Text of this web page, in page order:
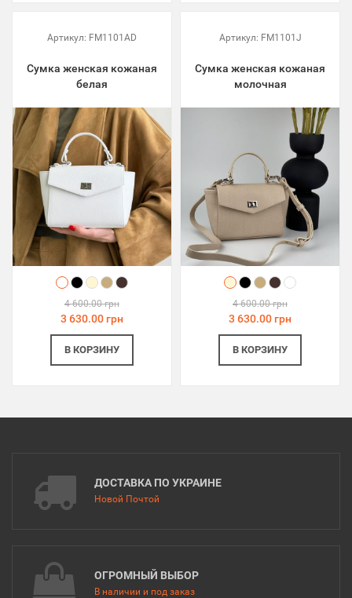
Артикул: FM1101AD
Сумка женская кожаная
белая
4 600.00 грн
3 630.00 грн
В КОРЗИНУ
Артикул: FM1101J
Сумка женская кожаная
молочная
4 600.00 грн
3 630.00 грн
В КОРЗИНУ
ДОСТАВКА ПО УКРАИНЕ
Новой Почтой
ОГРОМНЫЙ ВЫБОР
В наличии и под заказ